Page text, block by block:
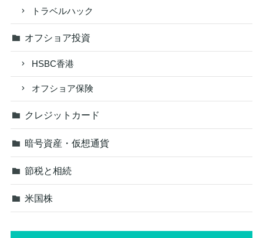
トラベルハック
オフショア投資
HSBC香港
オフショア保険
クレジットカード
暗号資産・仮想通貨
節税と相続
米国株